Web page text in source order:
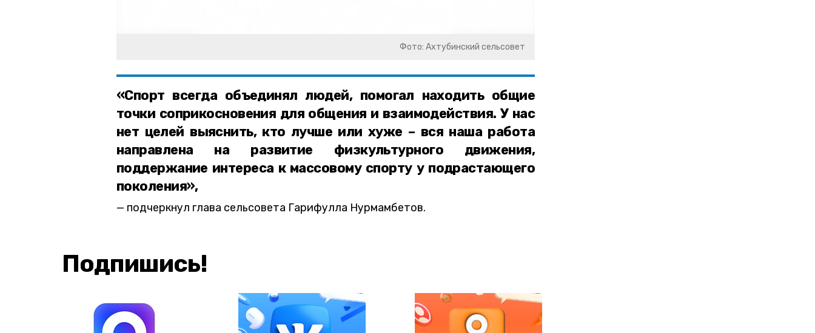
Фото: Ахтубинский сельсовет
«Спорт всегда объединял людей, помогал находить общие
точки соприкосновения для общения и взаимодействия. У нас
нет целей выяснить, кто лучше или хуже – вся наша работа
направлена на развитие физкультурного движения,
поддержание интереса к массовому спорту у подрастающего
поколения»,
подчеркнул глава сельсовета Гарифулла Нурмамбетов.
Подпишись!